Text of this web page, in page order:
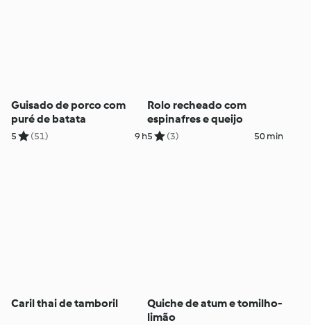
Guisado de porco com
puré de batata
5 (51) 9 h
Rolo recheado com
espinafres e queijo
5 (3) 50 min
Caril thai de tamboril
Quiche de atum e tomilho-
limão